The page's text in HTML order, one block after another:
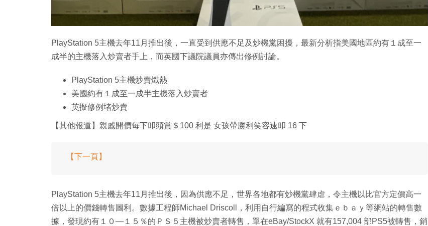
PlayStation 5主機去年11月推出後，一直受到供應不足及炒機黨困擾，最新分析指美國地區約有１成至一
成半的主機落入炒賣者手上，而英國下議院議員亦傳出修例討論。
PlayStation 5主機炒賣熾熱
美國約有１成至一成半主機落入炒賣者
英擬修例堵炒賣
【其他報道】親戚開價每下叩頭賞＄100 利是 女孩帶勝利笑容速叩 16 下
【下一頁】
PlayStation 5主機去年11月推出後，因為供應不足，世界各地都有炒機黨肆虐，令主機以比官方定價高一
倍以上的價錢轉售圖利。數據工程師Michael Driscoll，利用自行編寫的程式收集ｅｂａｙ等網站的轉售數
據，發現約有１０—１５％的ＰＳ５主機被炒賣者轉售，單在eBay/StockX 就有157,004 部PS5被轉售，銷